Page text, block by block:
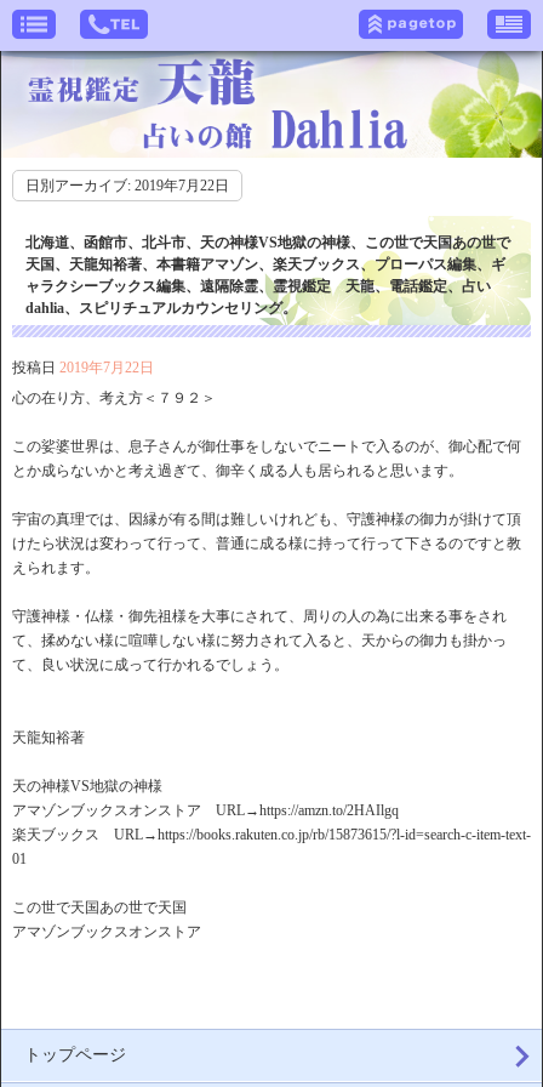
日別アーカイブ: 2019年7月22日
北海道、函館市、北斗市、天の神様VS地獄の神様、この世で天国あの世で
天国、天龍知裕著、本書籍アマゾン、楽天ブックス、プローパス編集、ギ
ャラクシーブックス編集、遠隔除霊、霊視鑑定 天龍、電話鑑定、占い
dahlia、スピリチュアルカウンセリング。
投稿日 2019年7月22日
心の在り方、考え方＜７９２＞
この娑婆世界は、息子さんが御仕事をしないでニートで入るのが、御心配で何
とか成らないかと考え過ぎて、御辛く成る人も居られると思います。
宇宙の真理では、因縁が有る間は難しいけれども、守護神様の御力が掛けて頂
けたら状況は変わって行って、普通に成る様に持って行って下さるのですと教
えられます。
守護神様・仏様・御先祖様を大事にされて、周りの人の為に出来る事をされ
て、揉めない様に喧嘩しない様に努力されて入ると、天からの御力も掛かっ
て、良い状況に成って行かれるでしょう。
天龍知裕著
天の神様VS地獄の神様
アマゾンブックスオンストア URL→https://amzn.to/2HAIlgq
楽天ブックス URL→https://books.rakuten.co.jp/rb/15873615/?l-id=search-c-item-text-
01
この世で天国あの世で天国
アマゾンブックスオンストア
トップページ